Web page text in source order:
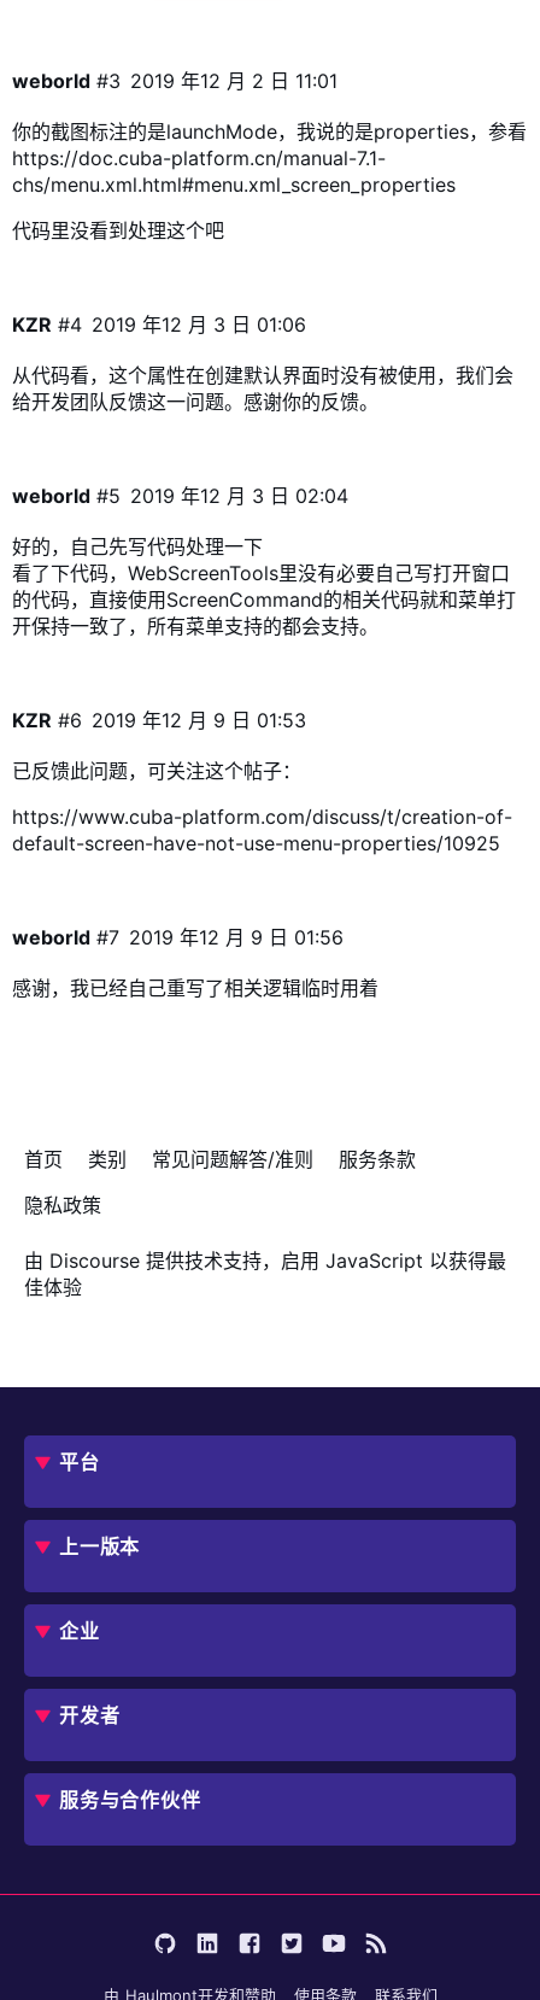
weborld 2019 年12 月 2 日 11:01
#3
你的截图标注的是launchMode，我说的是properties，参看
https://doc.cuba-platform.cn/manual-7.1-
chs/menu.xml.html#menu.xml_screen_properties
代码里没看到处理这个吧
KZR 2019 年12 月 3 日 01:06
#4
从代码看，这个属性在创建默认界面时没有被使用，我们会
给开发团队反馈这一问题。感谢你的反馈。
weborld 2019 年12 月 3 日 02:04
#5
好的，自己先写代码处理一下
看了下代码，WebScreenTools里没有必要自己写打开窗口
的代码，直接使用ScreenCommand的相关代码就和菜单打
开保持一致了，所有菜单支持的都会支持。
KZR 2019 年12 月 9 日 01:53
#6
已反馈此问题，可关注这个帖子：
https://www.cuba-platform.com/discuss/t/creation-of-
default-screen-have-not-use-menu-properties/10925
weborld 2019 年12 月 9 日 01:56
#7
感谢，我已经自己重写了相关逻辑临时用着
首页 类别 常见问题解答/准则
服务条款
隐私政策
由 Discourse 提供技术支持，启用 JavaScript 以获得最
佳体验
平台
概述
框架
Studio
扩展组件市场
DevOps 云
业务流程自动化
价格
评估指南
Jmix 适合我的项目吗？
上一版本
CUBA 平台
企业
角色
IT 负责人
独立软件开发商
企业架构师
用户案例
用例
应用程序现代化
避免 SaaS/低代码 供应商费用和限制
内部工作流自动化
开发者
概述
选择 Jmix
开始使用
学习
服务与合作伙伴
培训
由 Haulmont开发和赞助 使用条款 联系我们